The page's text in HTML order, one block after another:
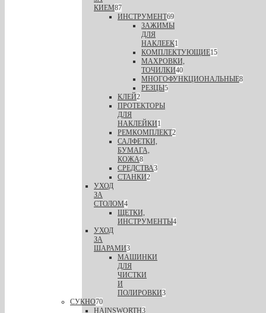
КИЕМ87
ИНСТРУМЕНТ69
ЗАЖИМЫ
ДЛЯ
НАКЛЕЕК1
КОМПЛЕКТУЮЩИЕ15
МАХРОВКИ,
ТОЧИЛКИ40
МНОГОФУНКЦИОНАЛЬНЫЕ8
РЕЗЦЫ5
КЛЕЙ2
ПРОТЕКТОРЫ
ДЛЯ
НАКЛЕЙКИ1
РЕМКОМПЛЕКТ2
САЛФЕТКИ,
БУМАГА,
КОЖА8
СРЕДСТВА3
СТАНКИ2
УХОД
ЗА
СТОЛОМ4
ЩЕТКИ,
ИНСТРУМЕНТЫ4
УХОД
ЗА
ШАРАМИ3
МАШИНКИ
ДЛЯ
ЧИСТКИ
И
ПОЛИРОВКИ3
СУКНО70
HAINSWORTH3